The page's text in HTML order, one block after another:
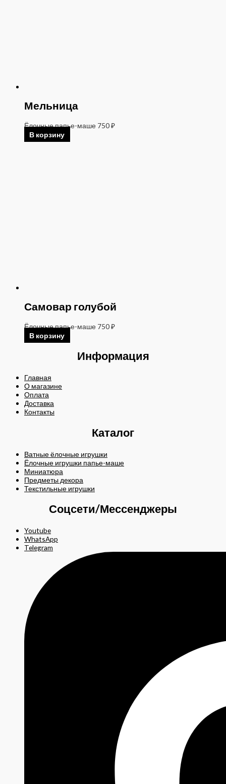
Мельница
Ёлочные папье-маше 750₽
В корзину
Самовар голубой
Ёлочные папье-маше 750₽
В корзину
Информация
Главная
О магазине
Оплата
Доставка
Контакты
Каталог
Ватные ёлочные игрушки
Ёлочные игрушки папье-маше
Миниатюра
Предметы декора
Текстильные игрушки
Соцсети/Мессенджеры
Youtube
WhatsApp
Telegram